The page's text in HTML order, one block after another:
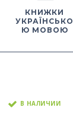
КНИЖКИ
УКРАЇНСЬКО
Ю МОВОЮ
В НАЛИЧИИ